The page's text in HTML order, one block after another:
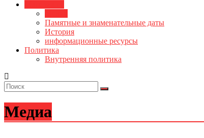
Памятные и знаменательные даты
История
информационные ресурсы
Политика
Внутренняя политика
Медиа